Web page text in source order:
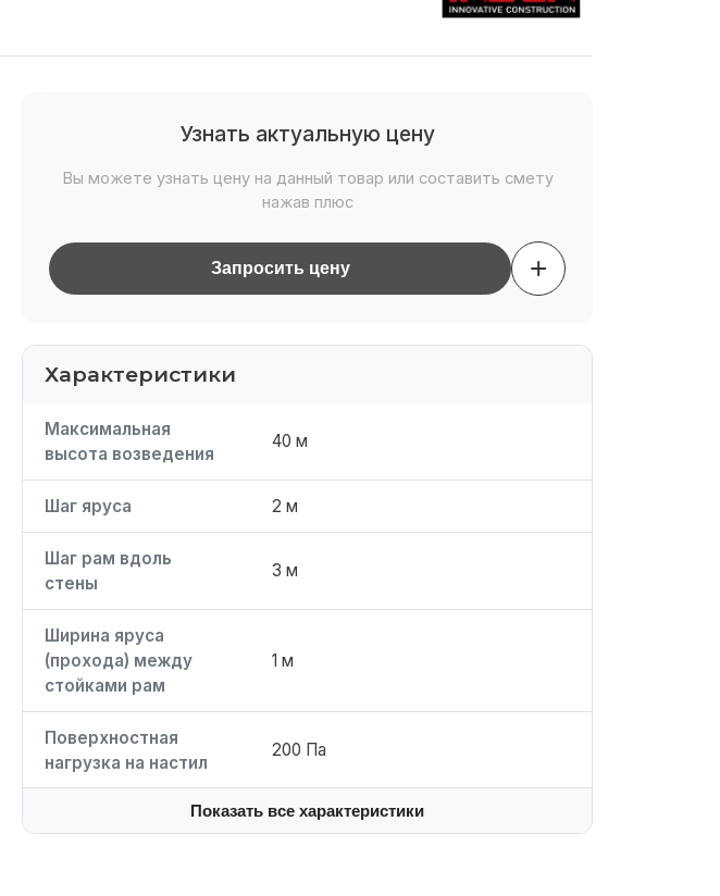
Узнать актуальную цену
Вы можете узнать цену на данный товар или составить смету
нажав плюс
Запросить цену +
Характеристики
Максимальная
высота возведения
40 м
Шаг яруса 2 м
Шаг рам вдоль
стены
3 м
Ширина яруса
(прохода) между
стойками рам
1 м
Поверхностная
нагрузка на настил
200 Па
Показать все характеристики